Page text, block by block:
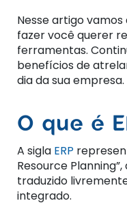
Nesse artigo
fazer você querer
ferramentas.
benefícios de
dia da sua empresa.
O que é
A sigla ERP
Resource
traduzido
integrado.